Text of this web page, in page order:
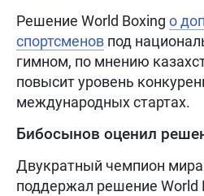
Решение World Boxing о
спортсменов под
гимном, по мнению
повысит уровень
международных стартах.
Бибосынов оценил
Двукратный чемпион
поддержал решение World